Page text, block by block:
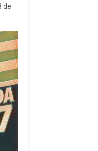
de